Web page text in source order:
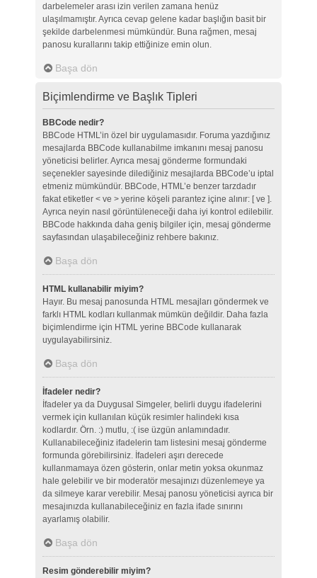
darbelemeler arası izin verilen zamana henüz
ulaşılmamıştır. Ayrıca cevap gelene kadar başlığın basit bir
şekilde darbelenmesi mümkündür. Buna rağmen, mesaj
panosu kurallarını takip ettiğinize emin olun.
Başa dön
Biçimlendirme ve Başlık Tipleri
BBCode nedir?
BBCode HTML’in özel bir uygulamasıdır. Foruma yazdığınız
mesajlarda BBCode kullanabilme imkanını mesaj panosu
yöneticisi belirler. Ayrıca mesaj gönderme formundaki
seçenekler sayesinde dilediğiniz mesajlarda BBCode’u iptal
etmeniz mümkündür. BBCode, HTML’e benzer tarzdadır
fakat etiketler < ve > yerine köşeli parantez içine alınır: [ ve ].
Ayrıca neyin nasıl görüntüleneceği daha iyi kontrol edilebilir.
BBCode hakkında daha geniş bilgiler için, mesaj gönderme
sayfasından ulaşabileceğiniz rehbere bakınız.
Başa dön
HTML kullanabilir miyim?
Hayır. Bu mesaj panosunda HTML mesajları göndermek ve
farklı HTML kodları kullanmak mümkün değildir. Daha fazla
biçimlendirme için HTML yerine BBCode kullanarak
uygulayabilirsiniz.
Başa dön
İfadeler nedir?
İfadeler ya da Duygusal Simgeler, belirli duygu ifadelerini
vermek için kullanılan küçük resimler halindeki kısa
kodlardır. Örn. :) mutlu, :( ise üzgün anlamındadır.
Kullanabileceğiniz ifadelerin tam listesini mesaj gönderme
formunda görebilirsiniz. İfadeleri aşırı derecede
kullanmamaya özen gösterin, onlar metin yoksa okunmaz
hale gelebilir ve bir moderatör mesajınızı düzenlemeye ya
da silmeye karar verebilir. Mesaj panosu yöneticisi ayrıca bir
mesajınızda kullanabileceğiniz en fazla ifade sınırını
ayarlamış olabilir.
Başa dön
Resim gönderebilir miyim?